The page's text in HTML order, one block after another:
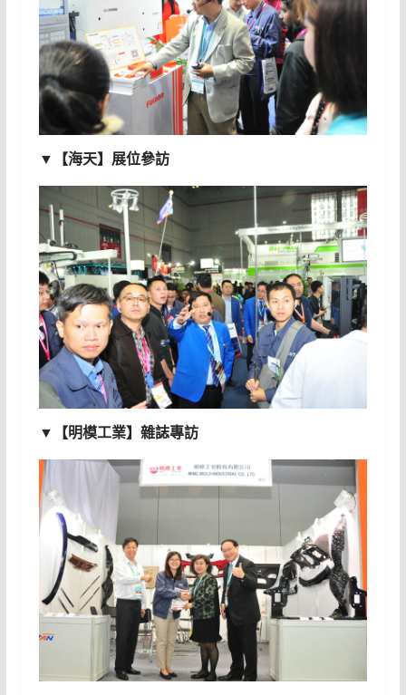
▼【海天】展位參訪
▼【明模工業】雜誌專訪